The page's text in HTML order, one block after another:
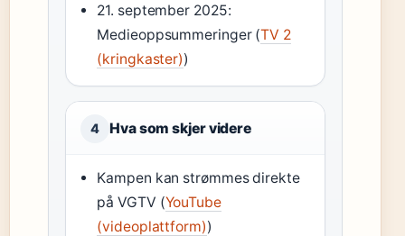
21. september 2025:
Medieoppsummeringer (TV 2
(kringkaster))
4 Hva som skjer videre
Kampen kan strømmes direkte
på VGTV (YouTube
(videoplattform))